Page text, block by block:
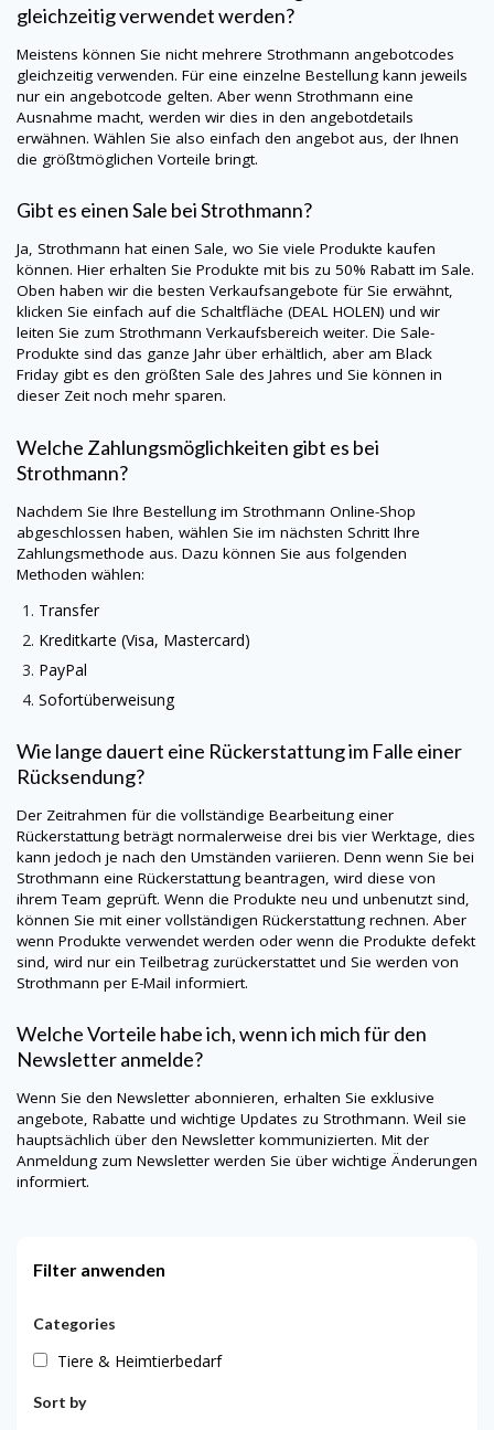
gleichzeitig verwendet werden?
Meistens können Sie nicht mehrere Strothmann angebotcodes
gleichzeitig verwenden. Für eine einzelne Bestellung kann jeweils
nur ein angebotcode gelten. Aber wenn Strothmann eine
Ausnahme macht, werden wir dies in den angebotdetails
erwähnen. Wählen Sie also einfach den angebot aus, der Ihnen
die größtmöglichen Vorteile bringt.
Gibt es einen Sale bei Strothmann?
Ja, Strothmann hat einen Sale, wo Sie viele Produkte kaufen
können. Hier erhalten Sie Produkte mit bis zu 50% Rabatt im Sale.
Oben haben wir die besten Verkaufsangebote für Sie erwähnt,
klicken Sie einfach auf die Schaltfläche (DEAL HOLEN) und wir
leiten Sie zum Strothmann Verkaufsbereich weiter. Die Sale-
Produkte sind das ganze Jahr über erhältlich, aber am Black
Friday gibt es den größten Sale des Jahres und Sie können in
dieser Zeit noch mehr sparen.
Welche Zahlungsmöglichkeiten gibt es bei
Strothmann?
Nachdem Sie Ihre Bestellung im Strothmann Online-Shop
abgeschlossen haben, wählen Sie im nächsten Schritt Ihre
Zahlungsmethode aus. Dazu können Sie aus folgenden
Methoden wählen:
Transfer
Kreditkarte (Visa, Mastercard)
PayPal
Sofortüberweisung
Wie lange dauert eine Rückerstattung im Falle einer
Rücksendung?
Der Zeitrahmen für die vollständige Bearbeitung einer
Rückerstattung beträgt normalerweise drei bis vier Werktage, dies
kann jedoch je nach den Umständen variieren. Denn wenn Sie bei
Strothmann eine Rückerstattung beantragen, wird diese von
ihrem Team geprüft. Wenn die Produkte neu und unbenutzt sind,
können Sie mit einer vollständigen Rückerstattung rechnen. Aber
wenn Produkte verwendet werden oder wenn die Produkte defekt
sind, wird nur ein Teilbetrag zurückerstattet und Sie werden von
Strothmann per E-Mail informiert.
Welche Vorteile habe ich, wenn ich mich für den
Newsletter anmelde?
Wenn Sie den Newsletter abonnieren, erhalten Sie exklusive
angebote, Rabatte und wichtige Updates zu Strothmann. Weil sie
hauptsächlich über den Newsletter kommunizierten. Mit der
Anmeldung zum Newsletter werden Sie über wichtige Änderungen
informiert.
Filter anwenden
Categories
Tiere & Heimtierbedarf
Sort by